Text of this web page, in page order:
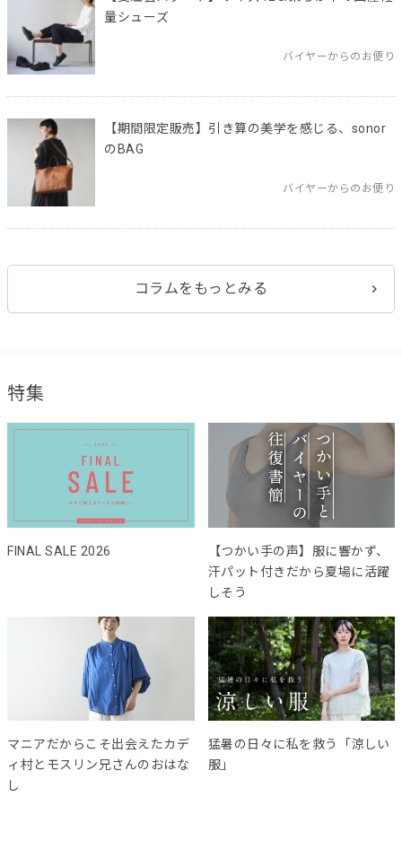
量シューズ
バイヤーからのお便り
【期間限定販売】引き算の美学を感じる、sonor
のBAG
バイヤーからのお便り
コラムをもっとみる
特集
FINAL SALE 2026
【つかい手の声】服に響かず、
汗パット付きだから夏場に活躍
しそう
マニアだからこそ出会えたカデ
ィ村とモスリン兄さんのおはな
し
猛暑の日々に私を救う「涼しい
服」